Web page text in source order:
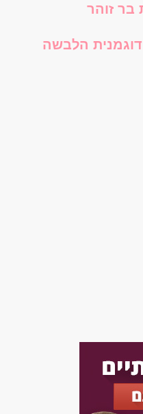
בר זוהר
דוגמנית הלבשה